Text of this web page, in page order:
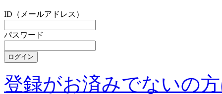
ID（メールアドレス）
パスワード
登録がお済みでないの